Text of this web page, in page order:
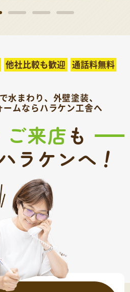
他社比較も歓迎 通話料無料
水まわり、外壁塗装、
ームならハラケン工舎へ
来店も
ラケンへ！